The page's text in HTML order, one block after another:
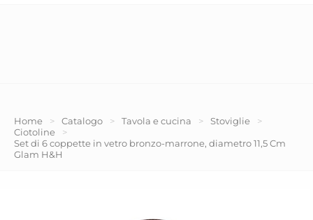
Home > Catalogo > Tavola e cucina > Stoviglie
>
Ciotoline
>
Set di 6 coppette in vetro bronzo-marrone, diametro 11,5 Cm
Glam H&H